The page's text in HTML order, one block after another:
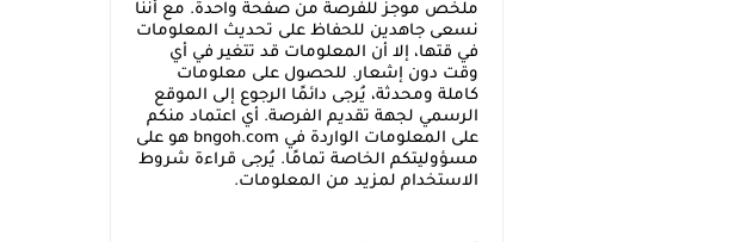
ملخص موجز للفرصة من صفحة واحدة. مع أننا
نسعى جاهدين للحفاظ على تحديث المعلومات
في قتها، إلا أن المعلومات قد تتغير في أي
وقت دون إشعار. للحصول على معلومات
كاملة ومحدثة، يُرجى دائمًا الرجوع إلى الموقع
الرسمي لجهة تقديم الفرصة. أي اعتماد منكم
على المعلومات الواردة في bngoh.com هو على
مسؤوليتكم الخاصة تمامًا. يُرجى قراءة شروط
الاستخدام لمزيد من المعلومات.